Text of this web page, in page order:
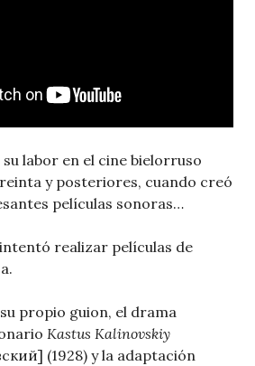
labor en el cine bielorruso
y posteriores, cuando creó
películas sonoras…
realizar películas de
propio guion, el drama
Kastus Kalinovskiy
(1928) y la adaptación